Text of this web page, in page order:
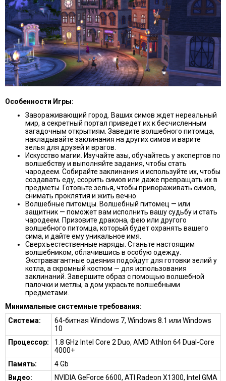
Особенности Игры:
Завораживающий город. Ваших симов ждет нереальный
мир, а секретный портал приведет их к бесчисленным
загадочным открытиям. Заведите волшебного питомца,
накладывайте заклинания на других симов и варите
зелья для друзей и врагов.
Искусство магии. Изучайте азы, обучайтесь у экспертов по
волшебству и выполняйте задания, чтобы стать
чародеем. Собирайте заклинания и используйте их, чтобы
создавать еду, ссорить симов или даже превращать их в
предметы. Готовьте зелья, чтобы привораживать симов,
снимать проклятия и жить вечно
Волшебные питомцы. Волшебный питомец — или
защитник — поможет вам исполнить вашу судьбу и стать
чародеем. Призовите дракона, фею или другого
волшебного питомца, который будет охранять вашего
сима, и дайте ему уникальное имя.
Сверхъестественные наряды. Станьте настоящим
волшебником, облачившись в особую одежду.
Экстравагантные одеяния подойдут для готовки зелий у
котла, а скромный костюм — для использования
заклинаний. Завершите образ с помощью волшебной
палочки и метлы, а дом украсьте волшебными
предметами.
Минимальные системные требования:
Система:
64-битная Windows 7, Windows 8.1 или Windows
10
Процессор:
1.8 GHz Intel Core 2 Duo, AMD Athlon 64 Dual-Core
4000+
Память:
4 Gb
Видео:
NVIDIA GeForce 6600, ATI Radeon X1300, Intel GMA